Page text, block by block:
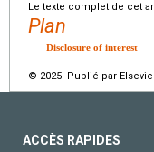
Le texte complet de cet
Plan
Disclosure of interest
© 2025 Publié par
ACCÈS RAPIDES